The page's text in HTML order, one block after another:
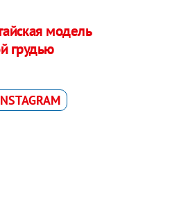
модель
грудью